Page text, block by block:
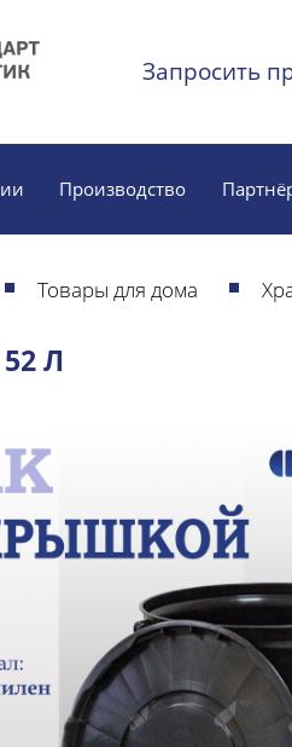
Запросить
Производство
Товары для дома
Л